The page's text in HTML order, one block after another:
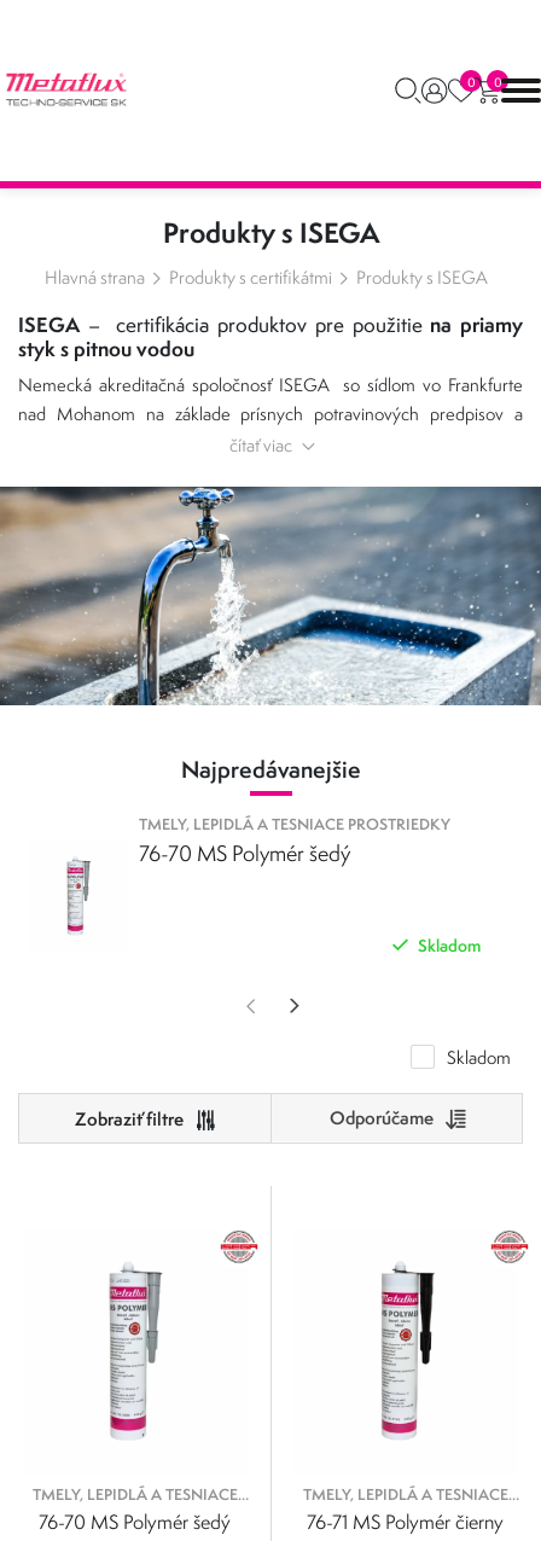
0 0
Produkty s ISEGA
Hlavná strana Produkty s certifikátmi Produkty s ISEGA
ISEGA – certifikácia produktov pre použitie na priamy
styk s pitnou vodou
Nemecká akreditačná spoločnosť ISEGA so sídlom vo Frankfurte
nad Mohanom na základe prísnych potravinových predpisov a
noriem, obsiahnutých v certifikačných programoch, prideľuje
procesom.
Metafluxs certifikáciou ISEGA sú schválené na použitie
pre priamy styk s pitnou vodou.
Táto certifikácia zaručuje, že produkty sú bezpečné a kvalitné a
spĺňajú najvyššie štandardy pre použitie v potravinárskom priemysle.
čítať viac
Najpredávanejšie
TMELY, LEPIDLÁ A TESNIACE PROSTRIEDKY
76-70 MS Polymér šedý
Skladom
Skladom
Odporúčame
125
Metaflux
Metaflux Greenline
TMELY, LEPIDLÁ A TESNIACE
PROSTRIEDKY
76-70 MS Polymér šedý
TMELY, LEPIDLÁ A TESNIACE
PROSTRIEDKY
76-71 MS Polymér čierny